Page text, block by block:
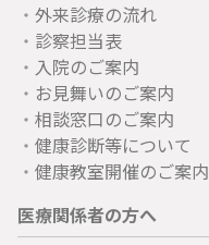
外来診療の流れ
診察担当表
入院のご案内
お見舞いのご案内
相談窓口のご案内
健康診断等について
健康教室開催のご案内
医療関係者の方へ